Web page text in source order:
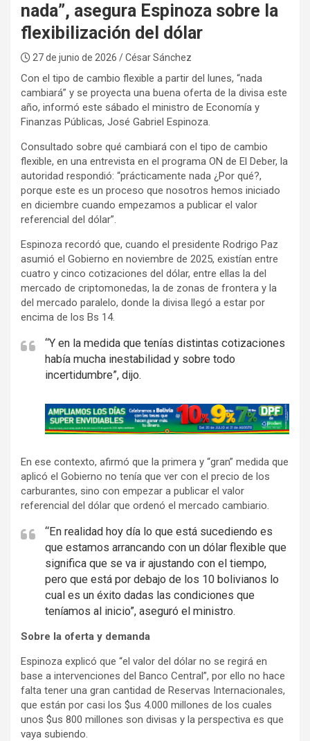
nada”, asegura Espinoza sobre la
flexibilización del dólar
27 de junio de 2026 / César Sánchez
Con el tipo de cambio flexible a partir del lunes, “nada
cambiará” y se proyecta una buena oferta de la divisa este
año, informó este sábado el ministro de Economía y
Finanzas Públicas, José Gabriel Espinoza.
Consultado sobre qué cambiará con el tipo de cambio
flexible, en una entrevista en el programa ON de El Deber, la
autoridad respondió: “prácticamente nada ¿Por qué?,
porque este es un proceso que nosotros hemos iniciado
en diciembre cuando empezamos a publicar el valor
referencial del dólar”.
Espinoza recordó que, cuando el presidente Rodrigo Paz
asumió el Gobierno en noviembre de 2025, existían entre
cuatro y cinco cotizaciones del dólar, entre ellas la del
mercado de criptomonedas, la de zonas de frontera y la
del mercado paralelo, donde la divisa llegó a estar por
encima de los Bs 14.
“Y en la medida que tenías distintas cotizaciones
había mucha inestabilidad y sobre todo
incertidumbre”, dijo.
A
d
e
r
t
s
e
m
e
n
t
En ese contexto, afirmó que la primera y “gran” medida que
aplicó el Gobierno no tenía que ver con el precio de los
carburantes, sino con empezar a publicar el valor
referencial del dólar que ordenó el mercado cambiario.
“En realidad hoy día lo que está sucediendo es
que estamos arrancando con un dólar flexible que
significa que se va ir ajustando con el tiempo,
pero que está por debajo de los 10 bolivianos lo
cual es un éxito dadas las condiciones que
teníamos al inicio”, aseguró el ministro.
Sobre la oferta y demanda
Espinoza explicó que “el valor del dólar no se regirá en
base a intervenciones del Banco Central”, por ello no hace
falta tener una gran cantidad de Reservas Internacionales,
que están por casi los $us 4.000 millones de los cuales
unos $us 800 millones son divisas y la perspectiva es que
vaya subiendo.